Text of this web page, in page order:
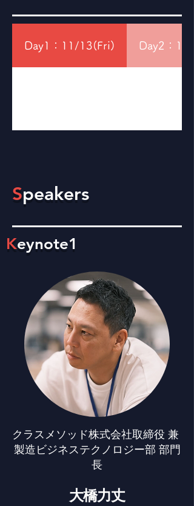
Day1：11/13(Fri) Day2：11/
Speakers​
Keynote1
クラスメソッド株式会社取締役 兼
製造ビジネステクノロジー部 部門
長
大橋力丈